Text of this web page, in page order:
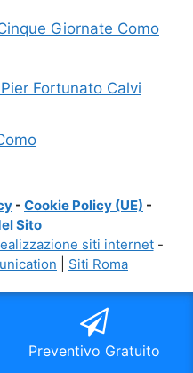
Giornate Como
Fortunato Calvi
- Cookie Policy (UE) -
Sito
siti internet-
Siti Roma
Preventivo Gratuito